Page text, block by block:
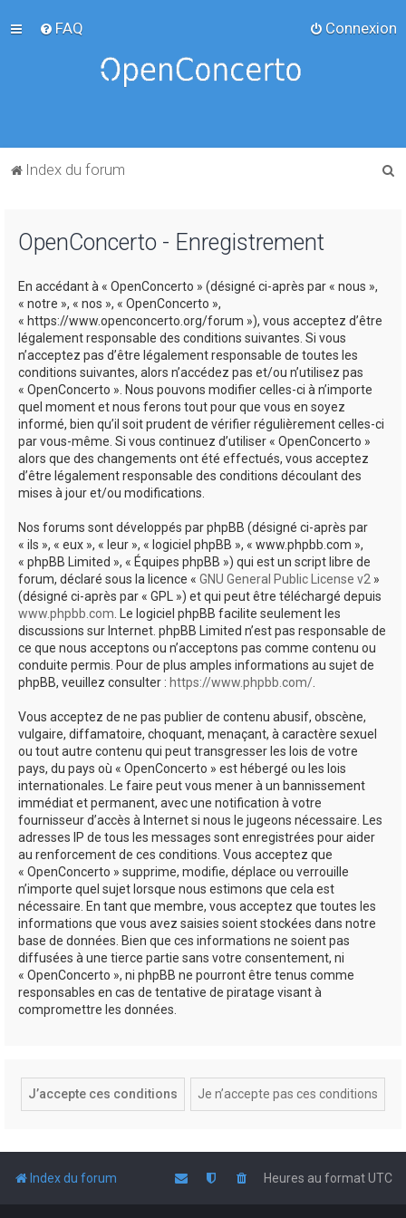
FAQ Connexion
Index du forum
OpenConcerto - Enregistrement
En accédant à « OpenConcerto » (désigné ci-après par « nous »,
« notre », « nos », « OpenConcerto »,
« https://www.openconcerto.org/forum »), vous acceptez d’être
légalement responsable des conditions suivantes. Si vous
n’acceptez pas d’être légalement responsable de toutes les
conditions suivantes, alors n’accédez pas et/ou n’utilisez pas
« OpenConcerto ». Nous pouvons modifier celles-ci à n’importe
quel moment et nous ferons tout pour que vous en soyez
informé, bien qu’il soit prudent de vérifier régulièrement celles-ci
par vous-même. Si vous continuez d’utiliser « OpenConcerto »
alors que des changements ont été effectués, vous acceptez
d’être légalement responsable des conditions découlant des
mises à jour et/ou modifications.
Nos forums sont développés par phpBB (désigné ci-après par
« ils », « eux », « leur », « logiciel phpBB », « www.phpbb.com »,
« phpBB Limited », « Équipes phpBB ») qui est un script libre de
forum, déclaré sous la licence « GNU General Public License v2 »
(désigné ci-après par « GPL ») et qui peut être téléchargé depuis
www.phpbb.com. Le logiciel phpBB facilite seulement les
discussions sur Internet. phpBB Limited n’est pas responsable de
ce que nous acceptons ou n’acceptons pas comme contenu ou
conduite permis. Pour de plus amples informations au sujet de
phpBB, veuillez consulter : https://www.phpbb.com/.
Vous acceptez de ne pas publier de contenu abusif, obscène,
vulgaire, diffamatoire, choquant, menaçant, à caractère sexuel
ou tout autre contenu qui peut transgresser les lois de votre
pays, du pays où « OpenConcerto » est hébergé ou les lois
internationales. Le faire peut vous mener à un bannissement
immédiat et permanent, avec une notification à votre
fournisseur d’accès à Internet si nous le jugeons nécessaire. Les
adresses IP de tous les messages sont enregistrées pour aider
au renforcement de ces conditions. Vous acceptez que
« OpenConcerto » supprime, modifie, déplace ou verrouille
n’importe quel sujet lorsque nous estimons que cela est
nécessaire. En tant que membre, vous acceptez que toutes les
informations que vous avez saisies soient stockées dans notre
base de données. Bien que ces informations ne soient pas
diffusées à une tierce partie sans votre consentement, ni
« OpenConcerto », ni phpBB ne pourront être tenus comme
responsables en cas de tentative de piratage visant à
compromettre les données.
Index du forum Heures au formatUTC